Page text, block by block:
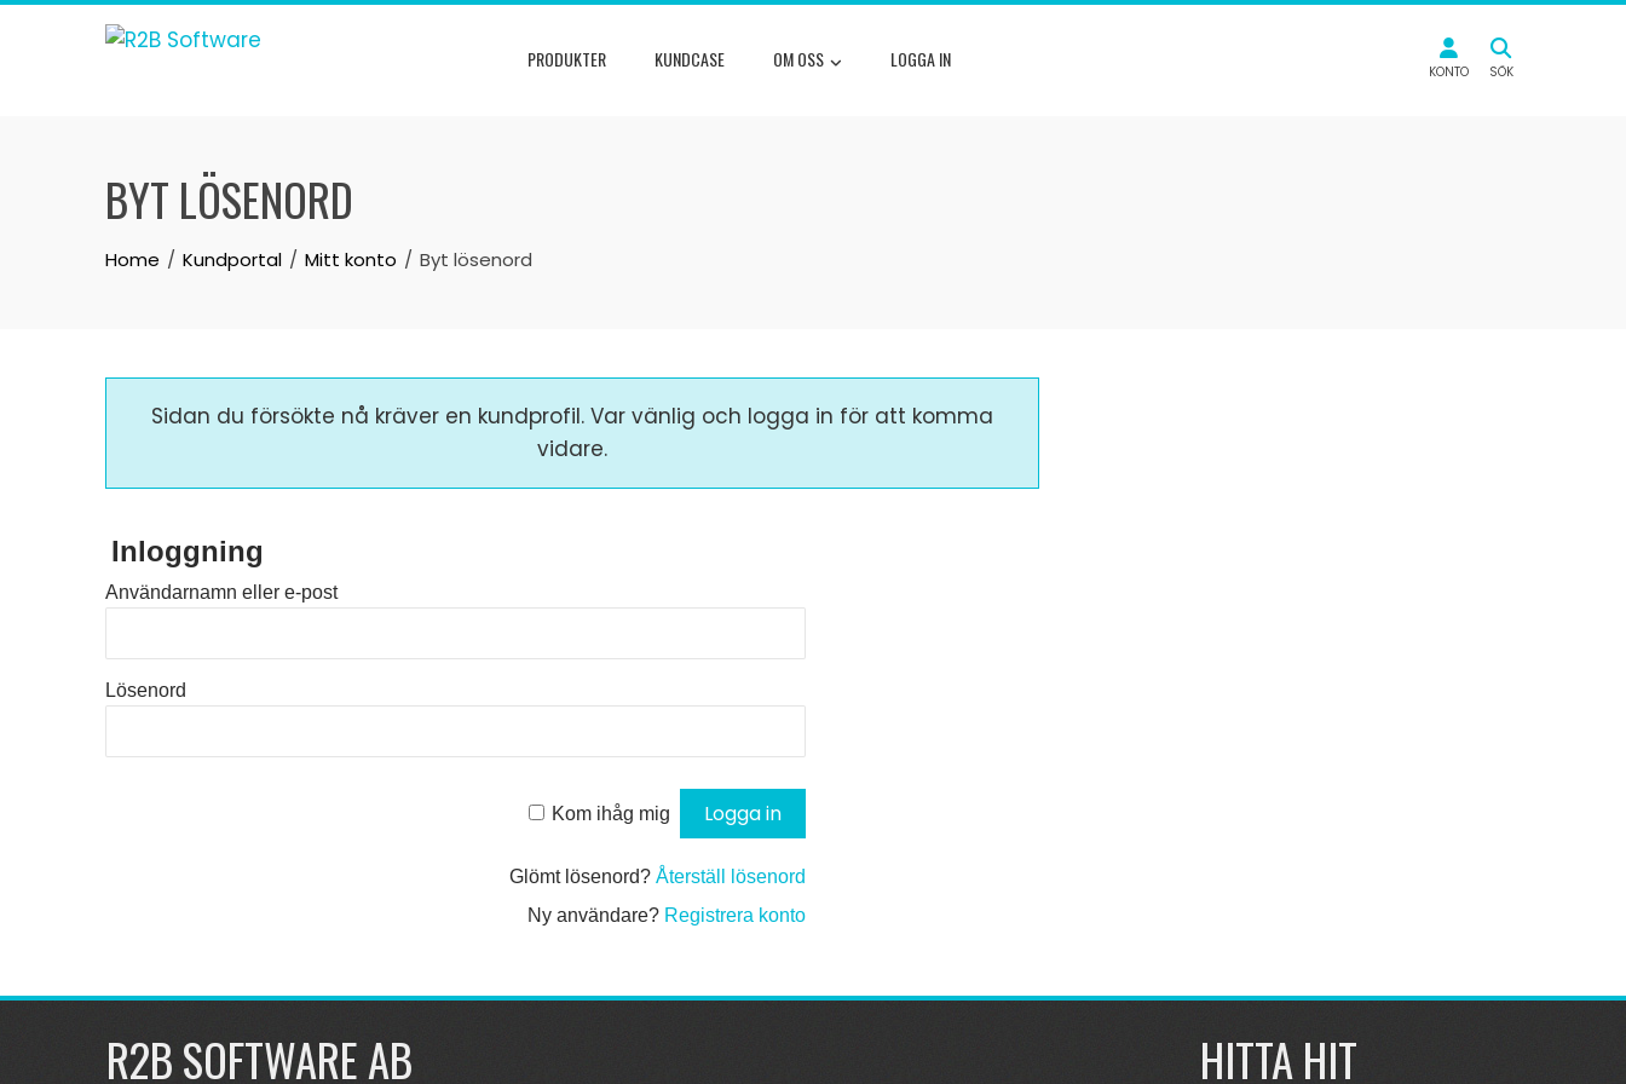
Skip
PRODUKTER KUNDCASE OM OSS LOGGA IN
BYT LÖSENORD
Home Kundportal Mitt konto Byt lösenord
Sidan du försökte nå kräver en kundprofil. Var vänlig och logga in för att komma
vidare.
Inloggning
Användarnamn eller e-post
Lösenord
Kom ihåg mig
Glömt lösenord?Återställ lösenord
Ny användare? Registrera konto
R2B SOFTWARE AB HITTA HIT